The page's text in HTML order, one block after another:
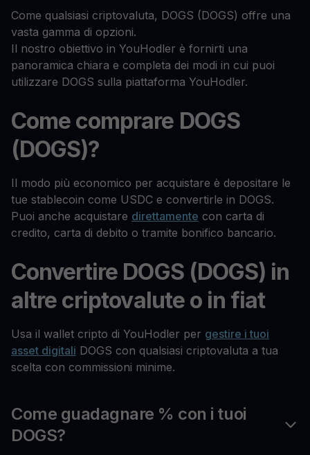
Come qualsiasi criptovaluta, DOGS (DOGS) offre una
vasta gamma di opzioni.
Il nostro obiettivo in YouHodler è fornirti una
panoramica chiara e completa dei modi in cui puoi
utilizzare DOGS sulla piattaforma YouHodler.
Come comprare DOGS
(DOGS)?
Il modo più economico per acquistare è depositare le
tue stablecoin come USDC e convertirle in DOGS.
Puoi anche acquistare direttamente con carta di
credito, carta di debito o tramite bonifico bancario.
Convertire DOGS (DOGS) in
altre criptovalute o in fiat
Usa il wallet cripto di YouHodler per gestire i tuoi
asset digitali DOGS con qualsiasi criptovaluta a tua
scelta con commissioni minime.
Come guadagnare % con i tuoi
DOGS?